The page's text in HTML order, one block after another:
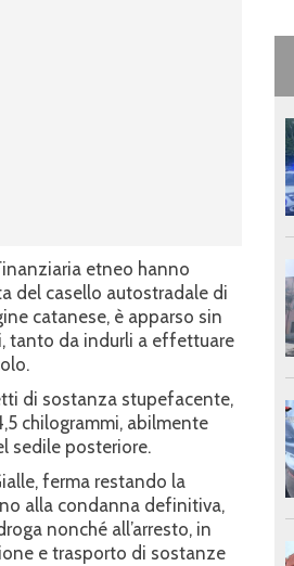
etneo hanno
del casello autostradale di
catanese, è apparso sin
tanto da indurli a effettuare
di sostanza stupefacente,
chilogrammi, abilmente
sedile posteriore.
ferma restando la
alla condanna definitiva,
nonché all’arresto, in
e trasporto di sostanze